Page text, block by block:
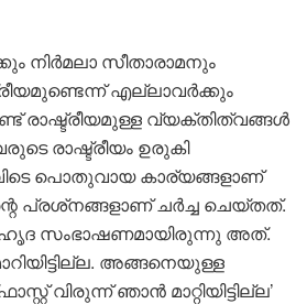
നിർമലാ സീതാരാമനും
എല്ലാവർക്കും
രാഷ്ട്രീയമുള്ള വ്യക്തിത്വങ്ങൾ
രാഷ്ട്രീയം ഉരുകി
പൊതുവായ കാര്യങ്ങളാണ്
പ്രശ്‌നങ്ങളാണ് ചർച്ച ചെയ്തത്.
സംഭാഷണമായിരുന്നു അത്.
അങ്ങനെയുള്ള
വിരുന്ന് ഞാൻ മാറ്റിയിട്ടില്ല’